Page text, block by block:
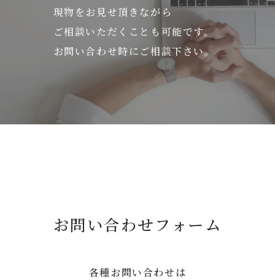
現物をお見せ頂きながら
ご相談いただくことも可能です。
お問い合わせ時にご相談下さい。
お問い合わせフォーム
各種お問い合わせは